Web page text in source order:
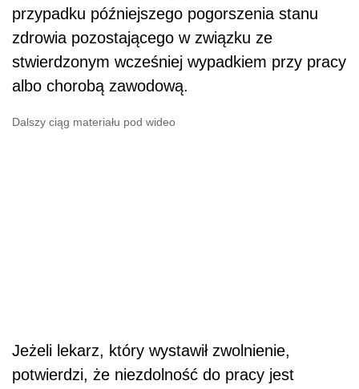
przypadku późniejszego pogorszenia stanu
zdrowia pozostającego w związku ze
stwierdzonym wcześniej wypadkiem przy pracy
albo chorobą zawodową.
Dalszy ciąg materiału pod wideo
Jeżeli lekarz, który wystawił zwolnienie,
potwierdzi, że niezdolność do pracy jest